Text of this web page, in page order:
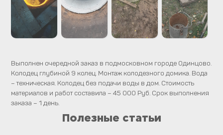
Выполнен очередной заказ в подмосковном городе Одинцово.
Колодец глубиной 9 колец. Монтаж колодезного домика. Вода
– техническая. Колодец без подачи воды в дом. Стоимость
материалов и работ составила – 45 000 Руб. Срок выполнения
заказа – 1 день.
Полезные статьи